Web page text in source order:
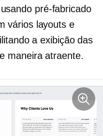
pré-fabricado
vários layouts e
a exibição das
maneira atraente.